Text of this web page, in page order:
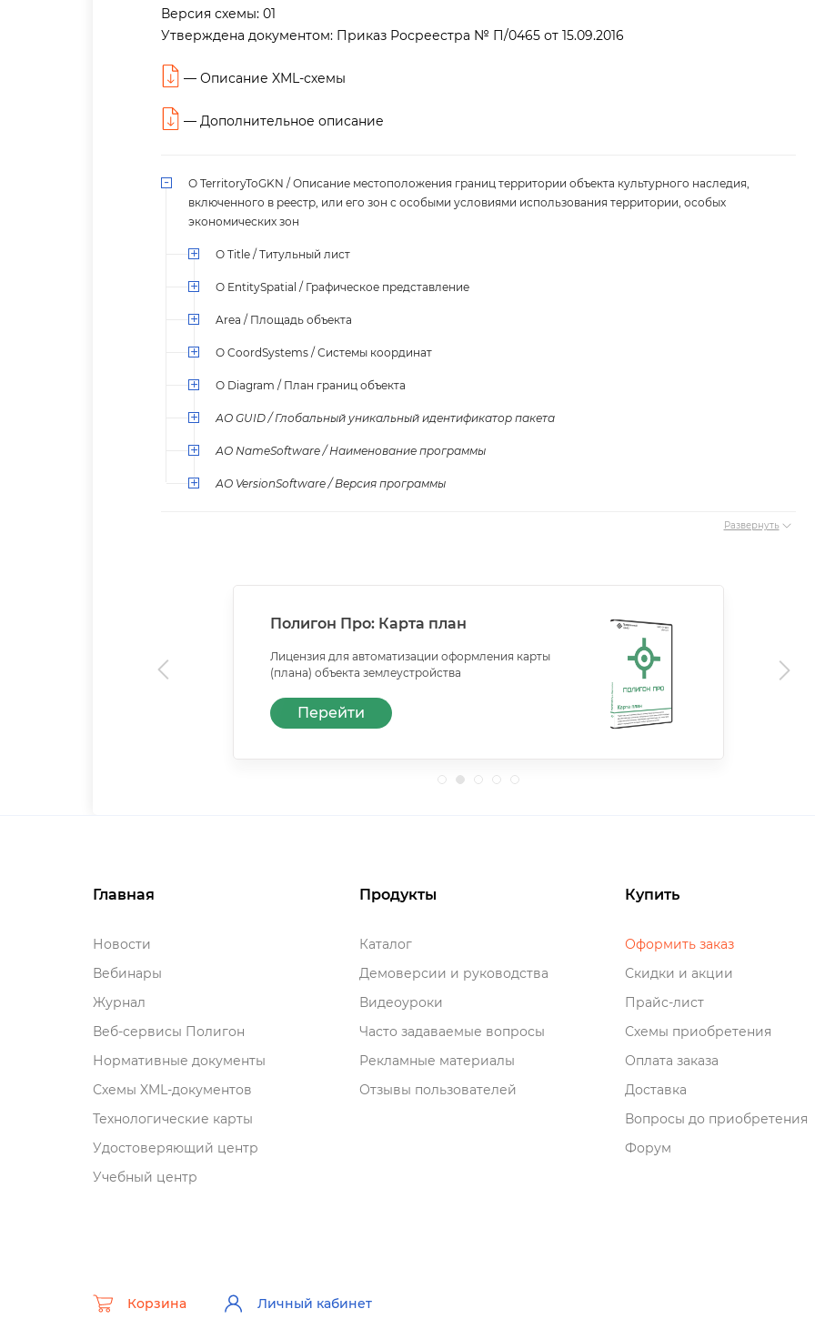
ерсия схемы: 01
Утверждена документом: Приказ Росреестра № П/0465 от 15.09.2016
— Описание XML-схемы
— Дополнительное описание
О TerritoryToGKN / Описание местоположения границ территории объекта культурного наследия,
ключенного в реестр, или его зон с особыми условиями использования территории, особых
экономических зон
О Title / Титульный лист
О EntitySpatial / Графическое представление
Area / Площадь объекта
О CoordSystems / Системы координат
О Diagram / План границ объекта
АО GUID / Глобальный уникальный идентификатор пакета
АО NameSoftware / Наименование программы
АО VersionSoftware / Версия программы
Развернуть
Полигон Про: Карта план
Лицензия для автоматизации оформления карты
(плана) объекта землеустройства
Перейти
Главная
Новости
ебинары
Журнал
еб-сервисы Полигон
Нормативные документы
Схемы XML-документо
Технологические карты
Удостоверяющий центр
Учебный центр
Продукты
Катало
Демоверсии и руководства
идеоуроки
Часто задаваемые вопросы
Рекламные материалы
Отзывы пользователей
Купить
Оформить заказ
Скидки и акции
Прайс-лист
Схемы приобретения
Оплата заказа
Доставка
опросы до приобретения
Форум
Корзина Личный кабинет